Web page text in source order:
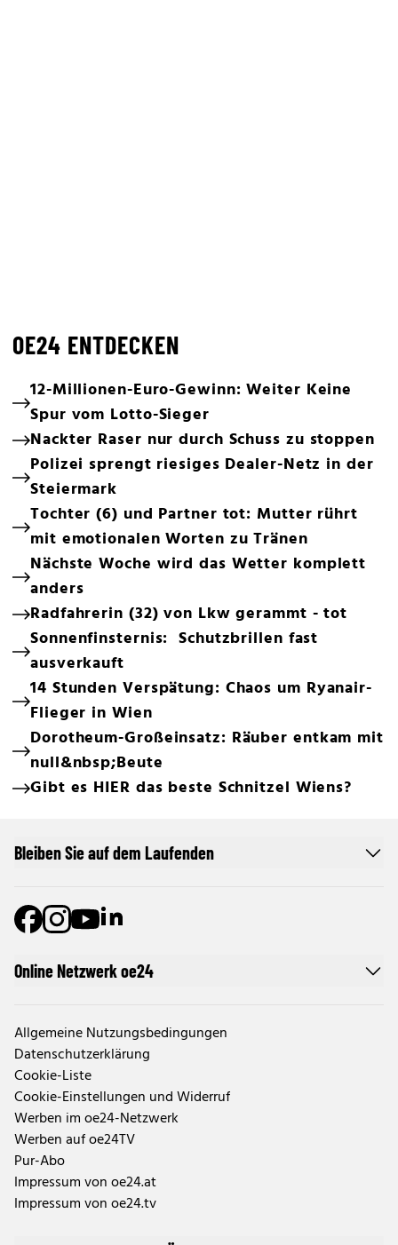
OE24 ENTDECKEN
12-Millionen-Euro-Gewinn: Weiter Keine
Spur vom Lotto-Sieger
Nackter Raser nur durch Schuss zu stoppen
Polizei sprengt riesiges Dealer-Netz in der
Steiermark
Tochter (6) und Partner tot: Mutter rührt
mit emotionalen Worten zu Tränen
Nächste Woche wird das Wetter komplett
anders
Radfahrerin (32) von Lkw gerammt - tot
Sonnenfinsternis: Schutzbrillen fast
ausverkauft
14 Stunden Verspätung: Chaos um Ryanair-
Flieger in Wien
Dorotheum-Großeinsatz: Räuber entkam mit
null&nbsp;Beute
Gibt es HIER das beste Schnitzel Wiens?
Online Netzwerk oe24
Allgemeine Nutzungsbedingungen
Datenschutzerklärung
Cookie-Liste
Cookie-Einstellungen und Widerruf
Werben im oe24-Netzwerk
Werben auf oe24TV
Pur-Abo
Impressum von oe24.at
Impressum von oe24.tv
Bleiben Sie auf dem Laufenden